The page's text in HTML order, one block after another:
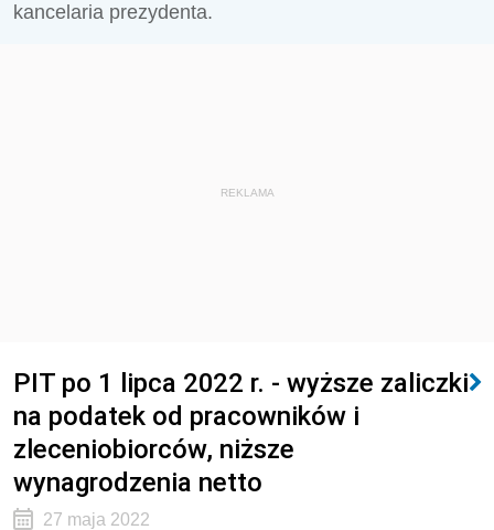
kancelaria prezydenta.
REKLAMA
PIT po 1 lipca 2022 r. - wyższe zaliczki
na podatek od pracowników i
zleceniobiorców, niższe
wynagrodzenia netto
27 maja 2022